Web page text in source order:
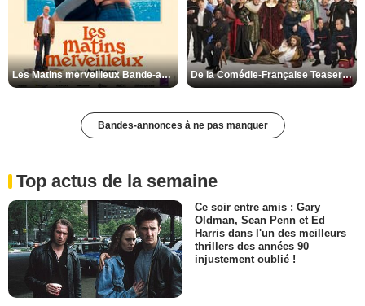
Les Matins merveilleux Bande-annonce VF De la Comédie-Française Teaser VF
Bandes-annonces à ne pas manquer
Top actus de la semaine
Ce soir entre amis : Gary
Oldman, Sean Penn et Ed
Harris dans l'un des meilleurs
thrillers des années 90
injustement oublié !